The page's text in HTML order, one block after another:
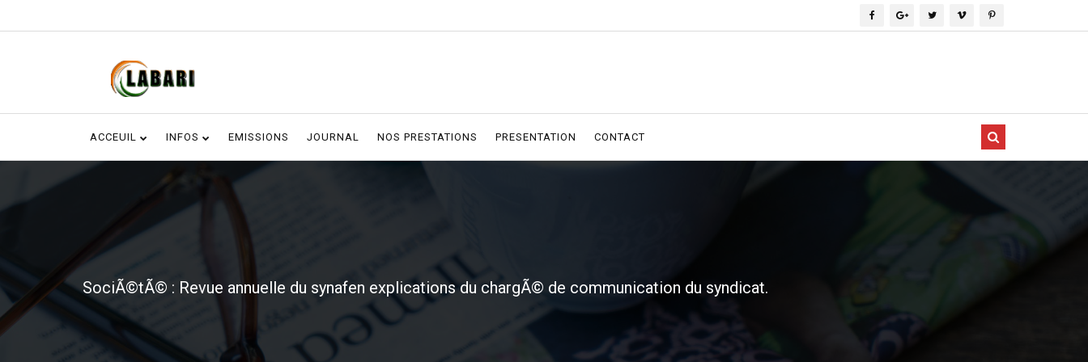
ACCEUIL INFOS EMISSIONS JOURNAL NOS PRESTATIONS PRESENTATION CONTACT
SociÃ©tÃ© : Revue annuelle du synafen explications du chargÃ© de communication du syndicat.